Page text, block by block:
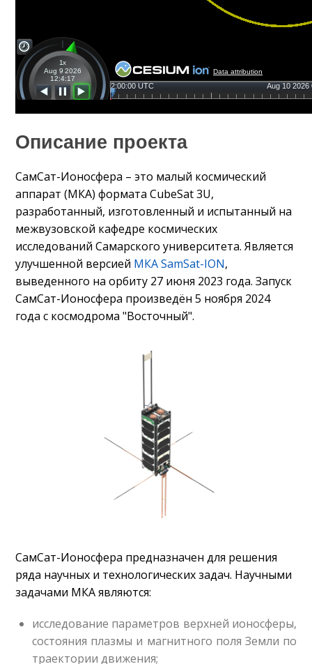
Описание проекта
СамСат-Ионосфера – это малый космический
аппарат (МКА) формата CubeSat 3U,
разработанный, изготовленный и испытанный на
межвузовской кафедре космических
исследований Самарского университета. Является
улучшенной версией МКА SamSat-ION,
выведенного на орбиту 27 июня 2023 года.Запуск
СамСат-Ионосфера произведён 5 ноября 2024
года с космодрома "Восточный".
СамСат-Ионосфера предназначен для решения
ряда научных и технологических задач. Научными
задачами МКА являются:
исследование параметров верхней ионосферы,
состояния плазмы и магнитного поля Земли по
траектории движения;